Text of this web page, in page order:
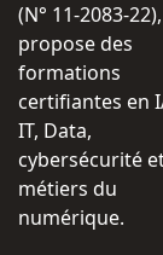
(N° 11-2083-22),
propose des
formations
certifiantes en
IT, Data,
cybersécurité
métiers du
numérique.